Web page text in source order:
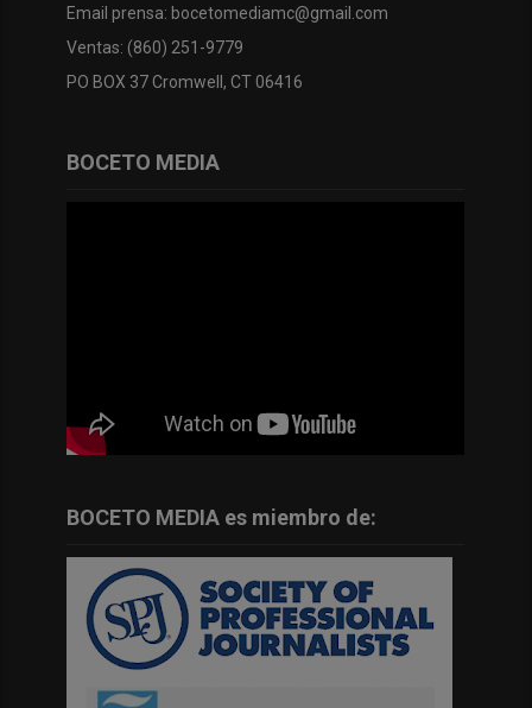
Email prensa: bocetomediamc@gmail.com
Ventas: (860) 251-9779
PO BOX 37 Cromwell, CT 06416
BOCETO MEDIA
BOCETO MEDIA es miembro de: